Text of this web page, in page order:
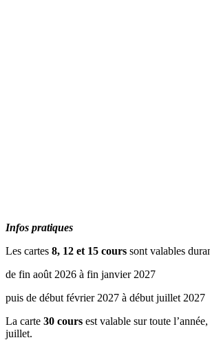
€
Infos pratiques
Les cartes 8, 12 et 15 cours sont valables
de fin août 2026 à fin janvier 2027
puis de début février 2027 à début juillet 2027
La carte 30 cours est valable sur toute
juillet.